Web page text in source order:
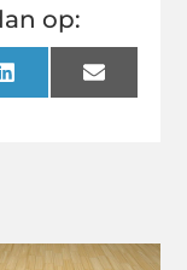
op:
LinkedInEmail